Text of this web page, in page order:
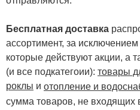
Бесплатная доставка
ассортимент, за
которые действуют акции, а
(и все подкатегоии): товары
роклы и отопление и
сумма товаров, не входящих